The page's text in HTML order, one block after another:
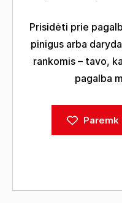
Prisidėti prie
pinigus arba
rankomis – tavo,
pagalba
Paremk